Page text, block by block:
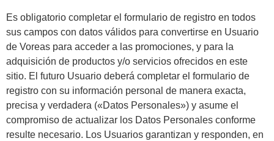
Es obligatorio completar el formulario de registro en todos
sus campos con datos válidos para convertirse en Usuario
de Voreas para acceder a las promociones, y para la
adquisición de productos y/o servicios ofrecidos en este
sitio. El futuro Usuario deberá completar el formulario de
registro con su información personal de manera exacta,
precisa y verdadera («Datos Personales») y asume el
compromiso de actualizar los Datos Personales conforme
resulte necesario. Los Usuarios garantizan y responden, en